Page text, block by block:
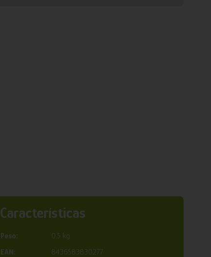
Características
Peso:
0.5 kg
EAN:
8436583830277